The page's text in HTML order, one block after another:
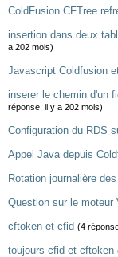
ColdFusion CFTree
insertion dans deux
a 202 mois)
Javascript Coldfusion
inserer le chemin d'un
réponse, il y a 202 mois)
Configuration du RDS
Appel Java depuis
Rotation journalière
Question sur le moteur
cftoken et cfid (4
toujours cfid et cftoken